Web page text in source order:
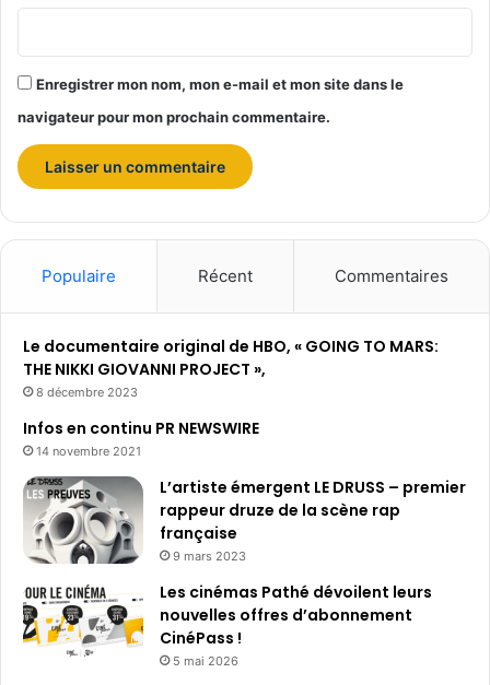
c
e
e
s
r
n
g
Enregistrer mon nom, mon e-mail et mon site dans le
navigateur pour mon prochain commentaire.
Populaire Récent Commentaires
Le documentaire original de HBO, « GOING TO MARS:
THE NIKKI GIOVANNI PROJECT »,
8 décembre 2023
Infos en continu PR NEWSWIRE
14 novembre 2021
L’artiste émergent LE DRUSS – premier
rappeur druze de la scène rap
française
9 mars 2023
Les cinémas Pathé dévoilent leurs
nouvelles offres d’abonnement
CinéPass !
5 mai 2026